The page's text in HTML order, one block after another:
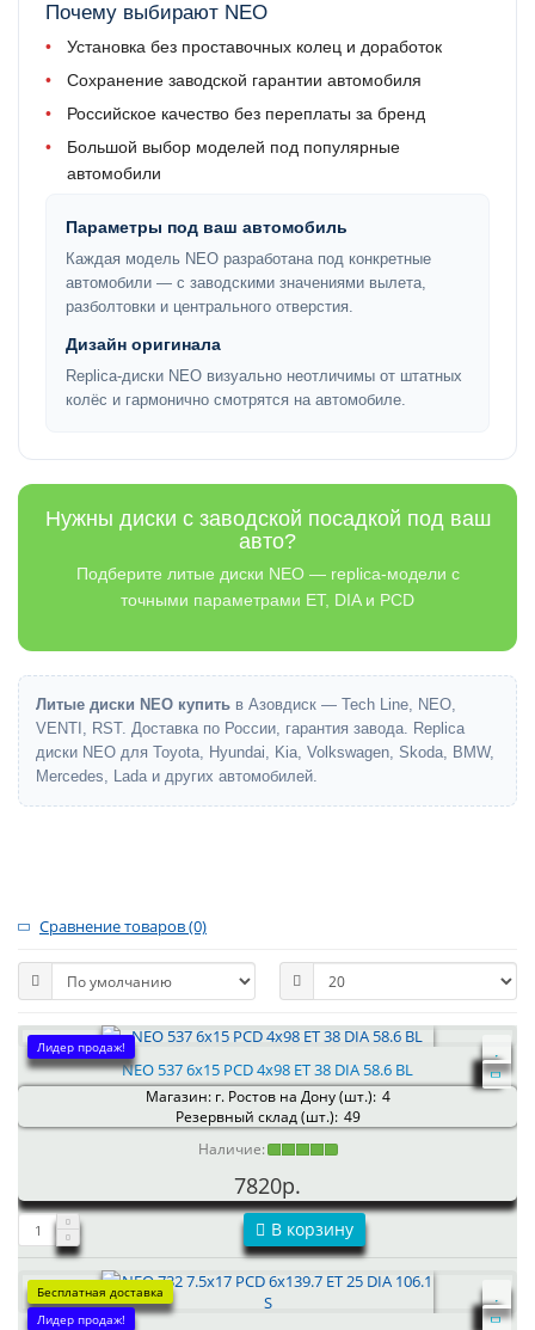
Почему выбирают NEO
•
Установка без проставочных колец и доработок
•
Сохранение заводской гарантии автомобиля
•
Российское качество без переплаты за бренд
•
Большой выбор моделей под популярные
автомобили
Параметры под ваш автомобиль
Каждая модель NEO разработана под конкретные
автомобили — с заводскими значениями вылета,
разболтовки и центрального отверстия.
Дизайн оригинала
Replica-диски NEO визуально неотличимы от штатных
колёс и гармонично смотрятся на автомобиле.
Нужны диски с заводской посадкой под ваш
авто?
Подберите литые диски NEO — replica-модели с
точными параметрами ET, DIA и PCD
Литые диски NEO купить в Азовдиск — Tech Line, NEO,
VENTI, RST. Доставка по России, гарантия завода. Replica
диски NEO для Toyota, Hyundai, Kia, Volkswagen, Skoda, BMW,
Mercedes, Lada и других автомобилей.
Сравнение товаров (0)
Лидер продаж!
NEO 537 6x15 PCD 4x98 ET 38 DIA 58.6 BL
Магазин: г. Ростов на Дону (шт.): 4
Резервный склад (шт.): 49
Наличие:
7820р.
В корзину
Бесплатная доставка
Лидер продаж!